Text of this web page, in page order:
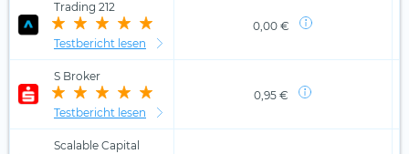
Trading 212
Testbericht lesen
0,00 €
S Broker
Testbericht lesen
0,95 €
Scalable Capital